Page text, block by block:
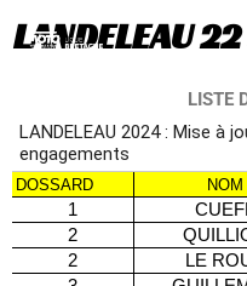
auLANDELEAU
LISTE